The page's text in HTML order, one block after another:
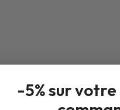
-5% sur